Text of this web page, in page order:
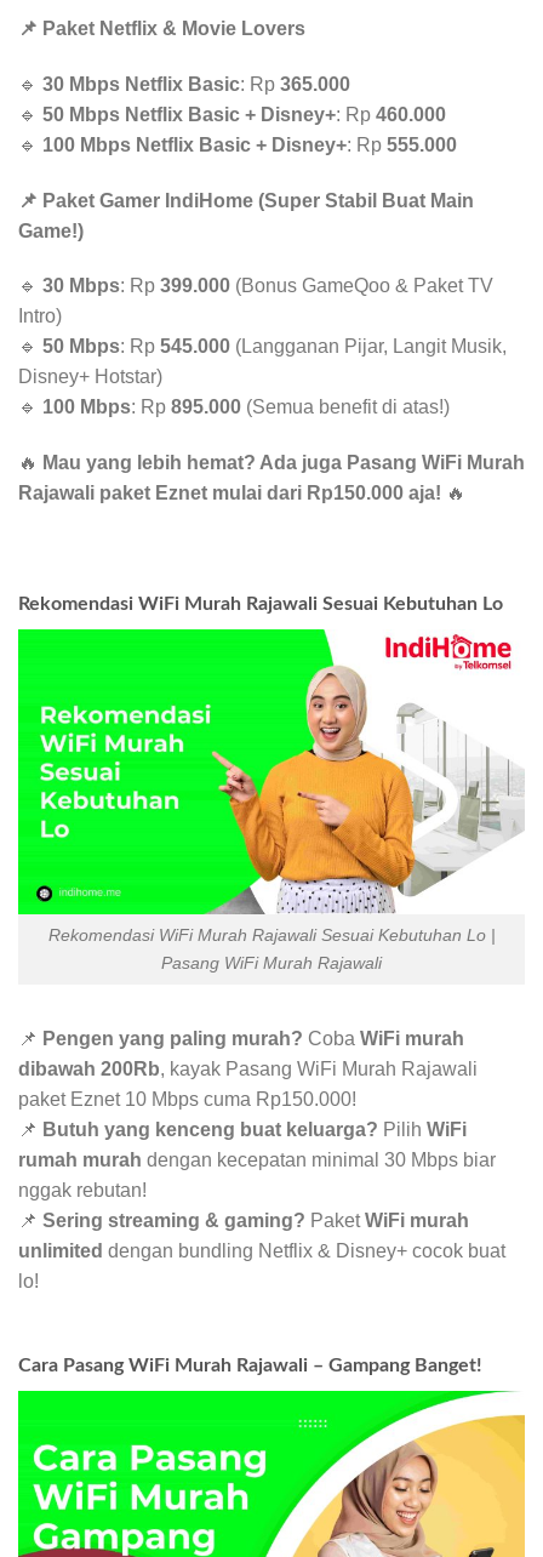
📌 Paket Netflix & Movie Lovers
🔹 30 Mbps Netflix Basic: Rp 365.000
🔹 50 Mbps Netflix Basic + Disney+: Rp 460.000
🔹 100 Mbps Netflix Basic + Disney+: Rp 555.000
📌 Paket Gamer IndiHome (Super Stabil Buat Main
Game!)
🔹 30 Mbps: Rp 399.000 (Bonus GameQoo & Paket TV
Intro)
🔹 50 Mbps: Rp 545.000 (Langganan Pijar, Langit Musik,
Disney+ Hotstar)
🔹 100 Mbps: Rp 895.000 (Semua benefit di atas!)
🔥 Mau yang lebih hemat? Ada juga Pasang WiFi Murah
Rajawali paket Eznet mulai dari Rp150.000 aja! 🔥
Rekomendasi WiFi Murah Rajawali Sesuai Kebutuhan Lo
Rekomendasi WiFi Murah Rajawali Sesuai Kebutuhan Lo |
Pasang WiFi Murah Rajawali
📌 Pengen yang paling murah? Coba WiFi murah
dibawah 200Rb, kayak Pasang WiFi Murah Rajawali
paket Eznet 10 Mbps cuma Rp150.000!
📌 Butuh yang kenceng buat keluarga? Pilih WiFi
rumah murah dengan kecepatan minimal 30 Mbps biar
nggak rebutan!
📌 Sering streaming & gaming? PaketWiFi murah
unlimited dengan bundling Netflix & Disney+ cocok buat
lo!
Cara Pasang WiFi Murah Rajawali – Gampang Banget!